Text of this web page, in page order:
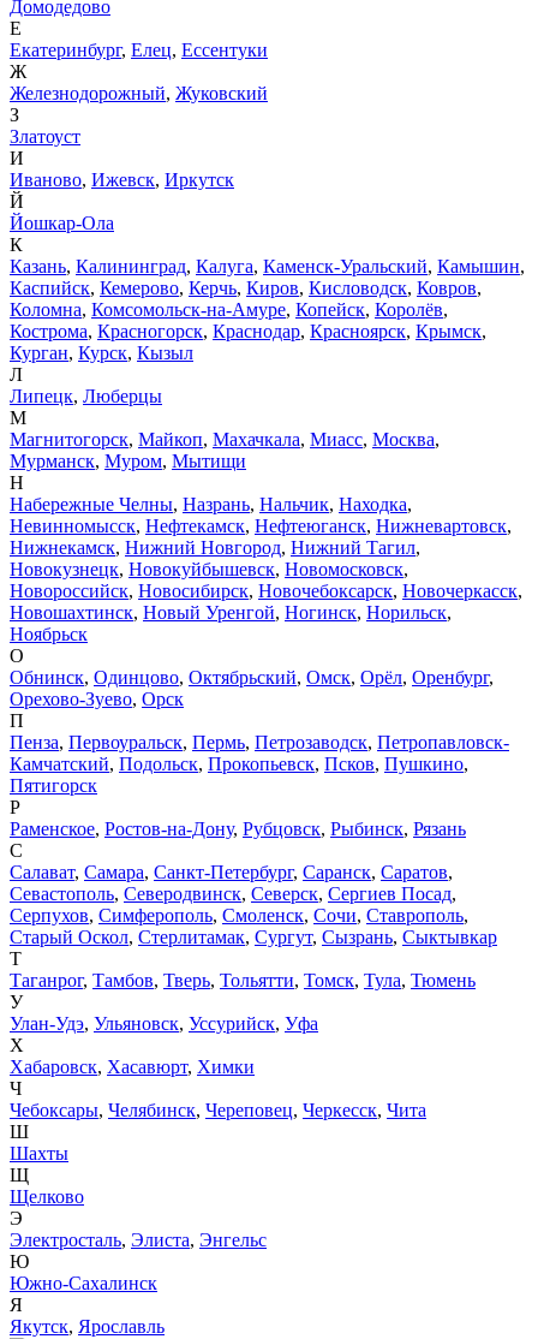
Домодедово
Е
Екатеринбург, Елец, Ессентуки
Ж
Железнодорожный, Жуковский
З
Златоуст
И
Иваново, Ижевск, Иркутск
Й
Йошкар-Ола
К
Казань, Калининград, Калуга, Каменск-Уральский, Камышин,
Каспийск, Кемерово, Керчь, Киров, Кисловодск, Ковров,
Коломна, Комсомольск-на-Амуре, Копейск, Королёв,
Кострома, Красногорск, Краснодар, Красноярск, Крымск,
Курган, Курск, Кызыл
Л
Липецк, Люберцы
М
Магнитогорск, Майкоп, Махачкала, Миасс, Москва,
Мурманск, Муром, Мытищи
Н
Набережные Челны, Назрань, Нальчик, Находка,
Невинномысск, Нефтекамск, Нефтеюганск, Нижневартовск,
Нижнекамск, Нижний Новгород, Нижний Тагил,
Новокузнецк, Новокуйбышевск, Новомосковск,
Новороссийск, Новосибирск, Новочебоксарск, Новочеркасск,
Новошахтинск, Новый Уренгой, Ногинск, Норильск,
Ноябрьск
О
Обнинск, Одинцово, Октябрьский, Омск, Орёл, Оренбург,
Орехово-Зуево, Орск
П
Пенза, Первоуральск, Пермь, Петрозаводск, Петропавловск-
Камчатский, Подольск, Прокопьевск, Псков, Пушкино,
Пятигорск
Р
Раменское, Ростов-на-Дону, Рубцовск, Рыбинск, Рязань
С
Салават, Самара, Санкт-Петербург, Саранск, Саратов,
Севастополь, Северодвинск, Северск, Сергиев Посад,
Серпухов, Симферополь, Смоленск, Сочи, Ставрополь,
Старый Оскол, Стерлитамак, Сургут, Сызрань, Сыктывкар
Т
Таганрог, Тамбов, Тверь, Тольятти, Томск, Тула, Тюмень
У
Улан-Удэ, Ульяновск, Уссурийск, Уфа
Х
Хабаровск, Хасавюрт, Химки
Ч
Чебоксары, Челябинск, Череповец, Черкесск, Чита
Ш
Шахты
Щ
Щелково
Э
Электросталь, Элиста, Энгельс
Ю
Южно-Сахалинск
Я
Якутск, Ярославль